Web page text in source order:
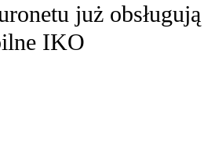
już obsługują
IKO